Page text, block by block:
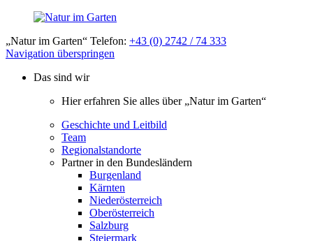
„Natur im Garten“ Telefon: +43 (0) 2742 / 74 333
Navigation überspringen
Das sind wir
Hier erfahren Sie alles über „Natur im Garten“
Geschichte und Leitbild
Team
Regionalstandorte
Partner in den Bundesländern
Burgenland
Kärnten
Niederösterreich
Oberösterreich
Salzburg
Steiermark